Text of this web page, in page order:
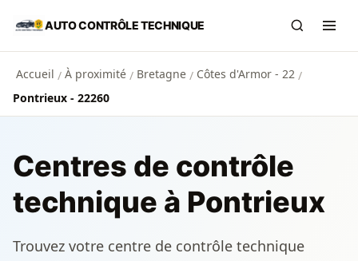
Aller au contenu principal
AUTO CONTRÔLE TECHNIQUE
Accueil / À proximité / Bretagne / Côtes d'Armor - 22 /
Pontrieux - 22260
Centres de contrôle
technique à Pontrieux
Trouvez votre centre de contrôle technique